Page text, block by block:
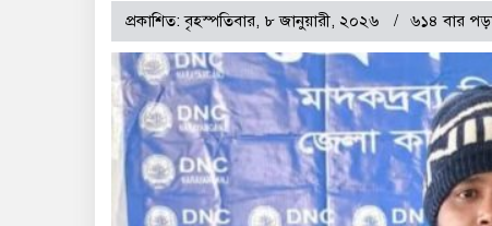
প্রকাশিত: বৃহস্পতিবার, ৮ জানুয়ারী, ২০২৬ ৬১৪ বার